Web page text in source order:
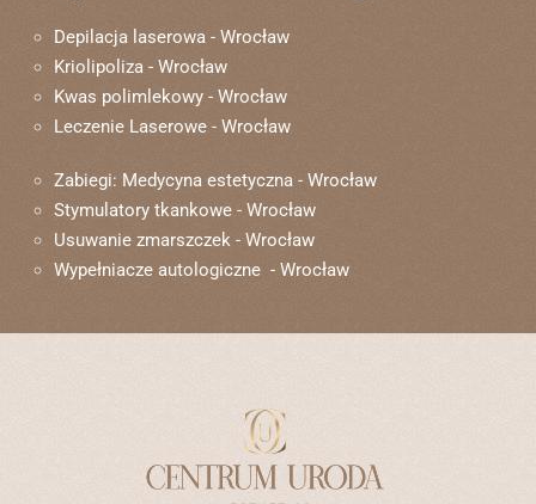
Depilacja laserowa - Wrocław
Kriolipoliza - Wrocław
Kwas polimlekowy - Wrocław
Leczenie Laserowe - Wrocław
Zabiegi: Medycyna estetyczna - Wrocław
Stymulatory tkankowe - Wrocław
Usuwanie zmarszczek - Wrocław
Wypełniacze autologiczne - Wrocław